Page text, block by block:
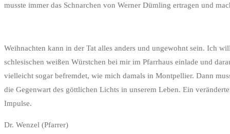
musste immer das Schnarchen von Werner Dümling ertragen und
Weihnachten kann in der Tat alles anders und ungewohnt sein. Ich
schlesischen weißen Würstchen bei mir im Pfarrhaus einlade und
vielleicht sogar befremdet, wie mich damals in Montpellier. Dann
die Gegenwart des göttlichen Lichts in unserem Leben. Ein
Impulse.
Dr. Wenzel (Pfarrer)